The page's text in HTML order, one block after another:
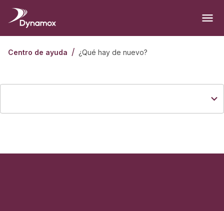
Centro de ayuda / ¿Qué hay de nuevo?